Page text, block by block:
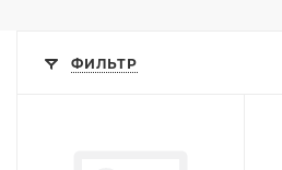
ФИЛЬТР